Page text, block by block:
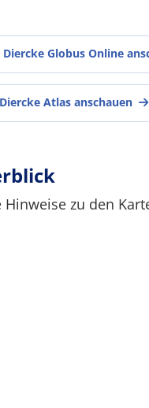
Globus Online
Atlas anschauen
Hinweise zu den